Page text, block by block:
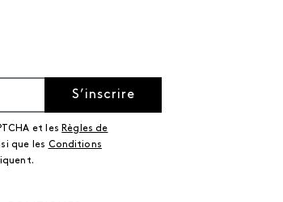
S’inscrire
et les Règles de
que les Conditions